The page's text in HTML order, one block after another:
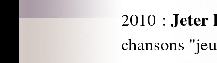
2010 : Jeter
chansons